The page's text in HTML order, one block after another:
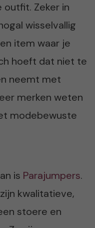
outfit. Zeker in
wisselvallig
item waar je
hoeft dat niet te
neemt met
merken weten
modebewuste
is Parajumpers.
kwalitatieve,
stoere en